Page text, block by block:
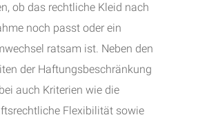
ob das rechtliche Kleid nach
noch passt oder ein
ratsam ist. Neben den
der Haftungsbeschränkung
auch Kriterien wie die
Flexibilität sowie